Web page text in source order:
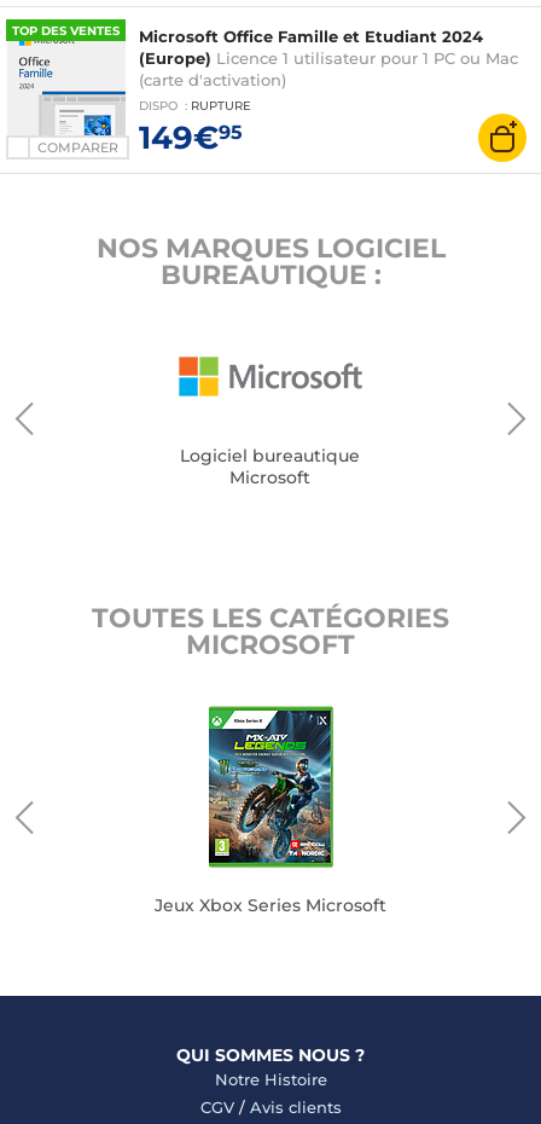
TOP DES VENTES
COMPARER
Microsoft Office Famille et Etudiant 2024
(Europe) Licence 1 utilisateur pour 1 PC ou Mac
(carte d'activation)
DISPO : RUPTURE
149€95
NOS MARQUES LOGICIEL
BUREAUTIQUE :
Logiciel bureautique
Microsoft
TOUTES LES CATÉGORIES
MICROSOFT
Jeux Xbox Series Microsoft
QUI SOMMES NOUS ?
Notre Histoire
CGV/ Avis clients